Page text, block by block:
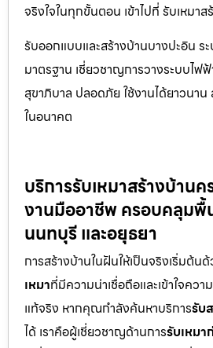
จริงใจในทุกขั้นตอน เข้าไปที่ รับเหม
รับออกแบบและสร้างบ้านบางปะอิน ร
มาตรฐาน เชี่ยวชาญการวางระบบไฟฟ้
สุขาภิบาล ปลอดภัย ใช้งานได้ยาวนา
ในอนาคต
บริการรับเหมาสร้างบ้าน
งานมืออาชีพ ครอบคลุมพื้
นนทบุรี และอยุธยา
การสร้างบ้านในฝันให้เป็นจริงเริ่มต้น
เหมาที่มีความน่าเชื่อถือและเข้าใจคว
แท้จริง หากคุณกำลังค้นหาบริการรับ
ได้ เราคือผู้เชี่ยวชาญด้านการรับเหมา